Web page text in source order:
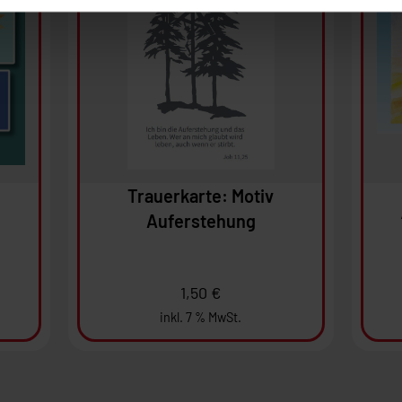
Trauerkarte: Motiv
Auferstehung
1,50 €
inkl. 7 % MwSt.
Ansehen
In den Warenkorb